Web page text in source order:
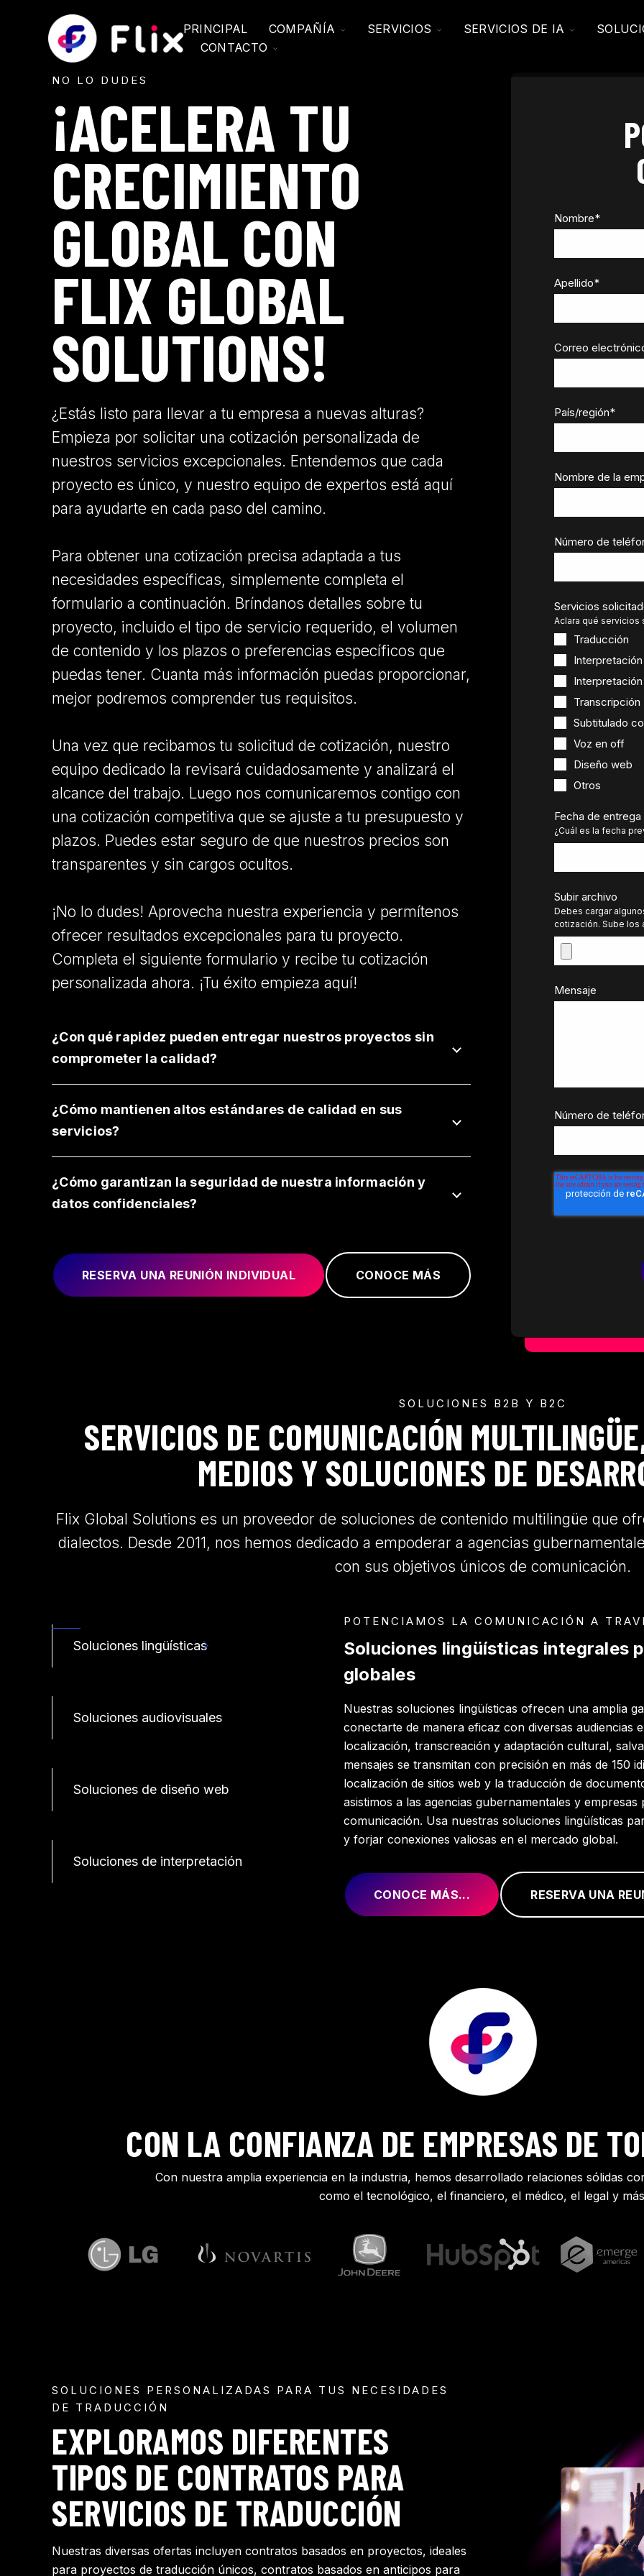
PRINCIPAL COMPAÑÍA TOGGLESERVICIOS TOGGLESERVICIOS DE IA TOGGLE
DE
CONTACTO TOGGLE
Nombre*
Apellido*
Correo
País/región*
Nombre de la
Número de
Servicios
Aclara qué servicios
Traducción
Transcripción
Subtitulado
Voz en off
Diseño web
Otros
Fecha de entrega
¿Cuál es la fecha
Subir archivo
Debes cargar
cotización. Sube los
Mensaje
Número de
NO LO DUDES
¡ACELERA TU
CRECIMIENTO
GLOBAL CON
FLIX GLOBAL
SOLUTIONS!
¿Estás listo para llevar a tu empresa a nuevas alturas?
Empieza por solicitar una cotización personalizada de
nuestros servicios excepcionales. Entendemos que cada
proyecto es único, y nuestro equipo de expertos está aquí
para ayudarte en cada paso del camino.
Para obtener una cotización precisa adaptada a tus
necesidades específicas, simplemente completa el
formulario a continuación. Bríndanos detalles sobre tu
proyecto, incluido el tipo de servicio requerido, el volumen
de contenido y los plazos o preferencias específicos que
puedas tener. Cuanta más información puedas proporcionar,
mejor podremos comprender tus requisitos.
Una vez que recibamos tu solicitud de cotización, nuestro
equipo dedicado la revisará cuidadosamente y analizará el
alcance del trabajo. Luego nos comunicaremos contigo con
una cotización competitiva que se ajuste a tu presupuesto y
plazos. Puedes estar seguro de que nuestros precios son
transparentes y sin cargos ocultos.
¡No lo dudes! Aprovecha nuestra experiencia y permítenos
ofrecer resultados excepcionales para tu proyecto.
Completa el siguiente formulario y recibe tu cotización
personalizada ahora. ¡Tu éxito empieza aquí!
¿Con qué rapidez pueden entregar nuestros proyectos sin
comprometer la calidad?
¿Cómo mantienen altos estándares de calidad en sus
servicios?
¿Cómo garantizan la seguridad de nuestra información y
datos confidenciales?
RESERVA UNA REUNIÓN INDIVIDUAL CONOCE MÁS
SOLUCIONES B2B Y B2C
SERVICIOS DE COMUNICACIÓN
MEDIOS Y SOLUCIONES DE
Flix Global Solutions es un proveedor de soluciones de contenido multilingüe que
dialectos. Desde 2011, nos hemos dedicado a empoderar a agencias
con sus objetivos únicos de comunicación.
Soluciones lingüísticas
Soluciones audiovisuales
Soluciones de diseño web
Soluciones de interpretación
POTENCIAMOS LA COMUNICACIÓN A
Soluciones lingüísticas integrales
globales
Nuestras soluciones lingüísticas ofrecen una amplia
conectarte de manera eficaz con diversas audiencias
localización, transcreación y adaptación cultural,
mensajes se transmitan con precisión en más de 150
localización de sitios web y la traducción de
asistimos a las agencias gubernamentales y
comunicación. Usa nuestras soluciones lingüísticas
y forjar conexiones valiosas en el mercado global.
CONOCE MÁS... RESERVA UNA
CON LA CONFIANZA DE EMPRESAS DE
Con nuestra amplia experiencia en la industria, hemos desarrollado relaciones sólidas
como el tecnológico, el financiero, el médico, el legal y
SOLUCIONES PERSONALIZADAS PARA TUS NECESIDADES
DE TRADUCCIÓN
EXPLORAMOS DIFERENTES
TIPOS DE CONTRATOS PARA
SERVICIOS DE TRADUCCIÓN
Nuestras diversas ofertas incluyen contratos basados en proyectos, ideales
para proyectos de traducción únicos, contratos basados en anticipos para